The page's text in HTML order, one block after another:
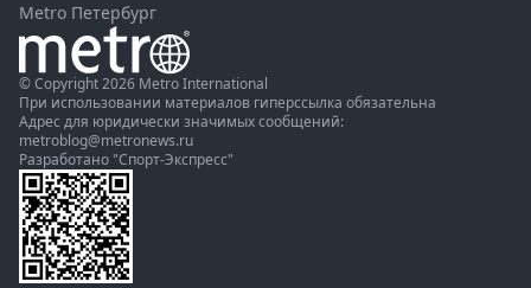
Metro Петербург
© Copyright 2026 Metro International
При использовании материалов гиперссылка обязательна
Адрес для юридически значимых сообщений:
metroblog@metronews.ru
Разработано "Спорт-Экспресс"